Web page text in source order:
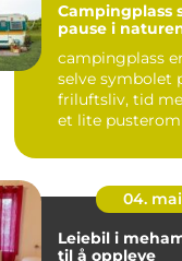
Campingplass
pause i
campingplass
selve symbolet
friluftsliv, tid
et lite pusterom
04. mai
Leiebil i mehamn
til å oppleve